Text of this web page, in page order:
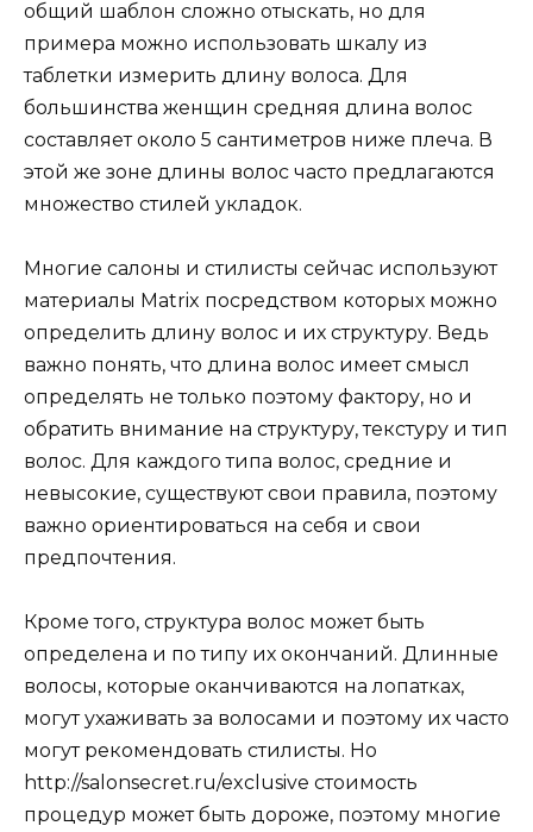
общий шаблон сложно отыскать, но для
примера можно использовать шкалу из
таблетки измерить длину волоса. Для
большинства женщин средняя длина волос
составляет около 5 сантиметров ниже плеча. В
этой же зоне длины волос часто предлагаются
множество стилей укладок.
Многие салоны и стилисты сейчас используют
материалы Matrix посредством которых можно
определить длину волос и их структуру. Ведь
важно понять, что длина волос имеет смысл
определять не только поэтому фактору, но и
обратить внимание на структуру, текстуру и тип
волос. Для каждого типа волос, средние и
невысокие, существуют свои правила, поэтому
важно ориентироваться на себя и свои
предпочтения.
Кроме того, структура волос может быть
определена и по типу их окончаний. Длинные
волосы, которые оканчиваются на лопатках,
могут ухаживать за волосами и поэтому их часто
могут рекомендовать стилисты. Но
http://salonsecret.ru/exclusive стоимость
процедур может быть дороже, поэтому многие